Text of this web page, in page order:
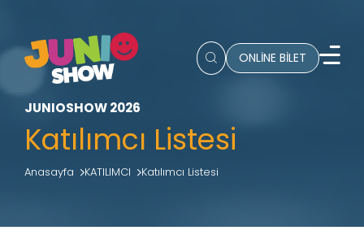
ONLİNE BİLET
JUNIOSHOW 2026
Katılımcı Listesi
Anasayfa KATILIMCI Katılımcı Listesi